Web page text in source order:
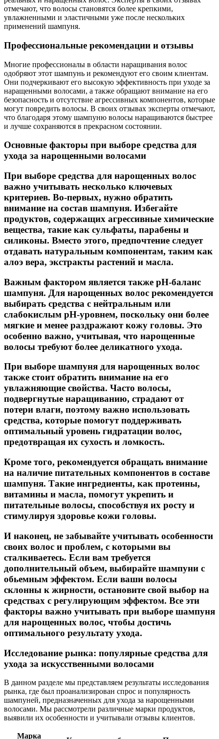
отмечают, что волосы становятся более крепкими,
увлажненными и эластичными уже после нескольких
применений шампуня.
Профессиональные рекомендации и отзывы
Многие профессионалы в области наращивания волос
одобряют этот шампунь и рекомендуют его своим клиентам.
Они подчеркивают его высокую эффективность при уходе за
наращенными волосами, а также обращают внимание на его
безопасность и отсутствие агрессивных компонентов, которые
могут повредить волосы. В своих отзывах эксперты отмечают,
что благодаря этому шампуню волосы наращиваются быстрее
и лучше сохраняются в прекрасном состоянии.
Основные факторы при выборе средства для
ухода за нарощенными волосами
При выборе средства для нарощенных волос
важно учитывать несколько ключевых
критериев. Во-первых, нужно обратить
внимание на состав шампуня. Избегайте
продуктов, содержащих агрессивные химические
вещества, такие как сульфаты, парабены и
силиконы. Вместо этого, предпочтение следует
отдавать натуральным компонентам, таким как
алоэ вера, экстракты растений и масла.
Важным фактором является также pH-баланс
шампуня. Для нарощенных волос рекомендуется
выбирать средства с нейтральным или
слабокислым pH-уровнем, поскольку они более
мягкие и менее раздражают кожу головы. Это
особенно важно, учитывая, что нарощенные
волосы требуют более деликатного ухода.
При выборе шампуня для нарощенных волос
также стоит обратить внимание на его
увлажняющие свойства. Часто волосы,
подвергнутые наращиванию, страдают от
потери влаги, поэтому важно использовать
средства, которые помогут поддерживать
оптимальный уровень гидратации волос,
предотвращая их сухость и ломкость.
Кроме того, рекомендуется обращать внимание
на наличие питательных компонентов в составе
шампуня. Такие ингредиенты, как протеины,
витамины и масла, помогут укрепить и
питательные волосы, способствуя их росту и
стимулируя здоровье кожи головы.
И наконец, не забывайте учитывать особенности
своих волос и проблем, с которыми вы
сталкиваетесь. Если вам требуется
дополнительный объем, выбирайте шампуни с
обьемным эффектом. Если ваши волосы
склонны к жирности, остановите свой выбор на
средствах с регулирующим эффектом. Все эти
факторы важно учитывать при выборе шампуня
для нарощенных волос, чтобы достичь
оптимального результату ухода.
Исследование рынка: популярные средства для
ухода за искусственными волосами
В данном разделе мы представляем результаты исследования
рынка, где был проанализирован спрос и популярность
шампуней, предназначенных для ухода за нарощенными
волосами. Мы рассмотрели различные марки продуктов,
выявили их особенности и учитывали отзывы клиентов.
Марка